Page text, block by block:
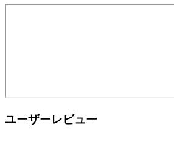
ユーザーレビュー